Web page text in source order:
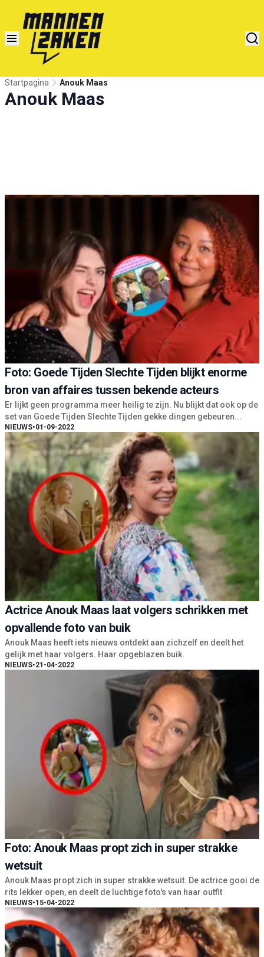
Startpagina Anouk Maas
Anouk Maas
Foto: Goede Tijden Slechte Tijden blijkt enorme
bron van affaires tussen bekende acteurs
Er lijkt geen programma meer heilig te zijn. Nu blijkt dat ook op de
set van Goede Tijden Slechte Tijden gekke dingen gebeuren...
NIEUWS•01-09-2022
Actrice Anouk Maas laat volgers schrikken met
opvallende foto van buik
Anouk Maas heeft iets nieuws ontdekt aan zichzelf en deelt het
gelijk met haar volgers. Haar opgeblazen buik.
NIEUWS•21-04-2022
Foto: Anouk Maas propt zich in super strakke
wetsuit
Anouk Maas propt zich in super strakke wetsuit. De actrice gooi de
rits lekker open, en deelt de luchtige foto's van haar outfit
NIEUWS•15-04-2022